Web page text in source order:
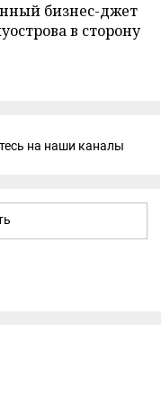
бизнес-джет
в сторону
на наши каналы